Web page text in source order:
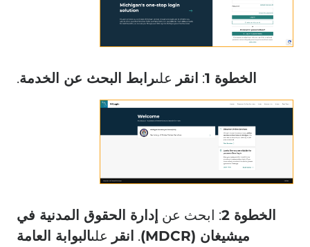
الخطوة 1 : انقر علىرابط البحث عن الخدمة.
الخطوة 2 : ابحث عن إدارة الحقوق المدنية في
ميشيغان (MDCR)
. انقر علىالبوابة العامة